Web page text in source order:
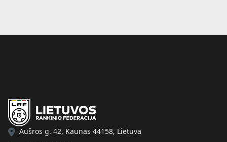
Aušros g. 42, Kaunas 44158, Lietuva